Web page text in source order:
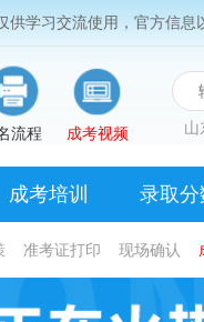
学习交流使用，官方信息
流程 成考视频 山
成考培训 录取分
准考证打印 现场确认